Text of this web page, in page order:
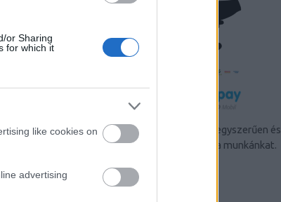
or Sharing
for which it
like cookies on
advertising
az
A Simple Pay segítségével egyszerűen és
biztonságosan segítheted a munkánkat.
ÁTLÁTHATÓSÁG